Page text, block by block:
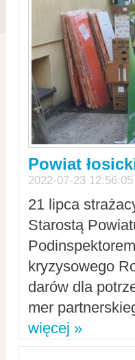
Powiat
2022-07-23 12:56:05
21 lipca
Starostą
kryzysowego
darów dla
mer
więcej »